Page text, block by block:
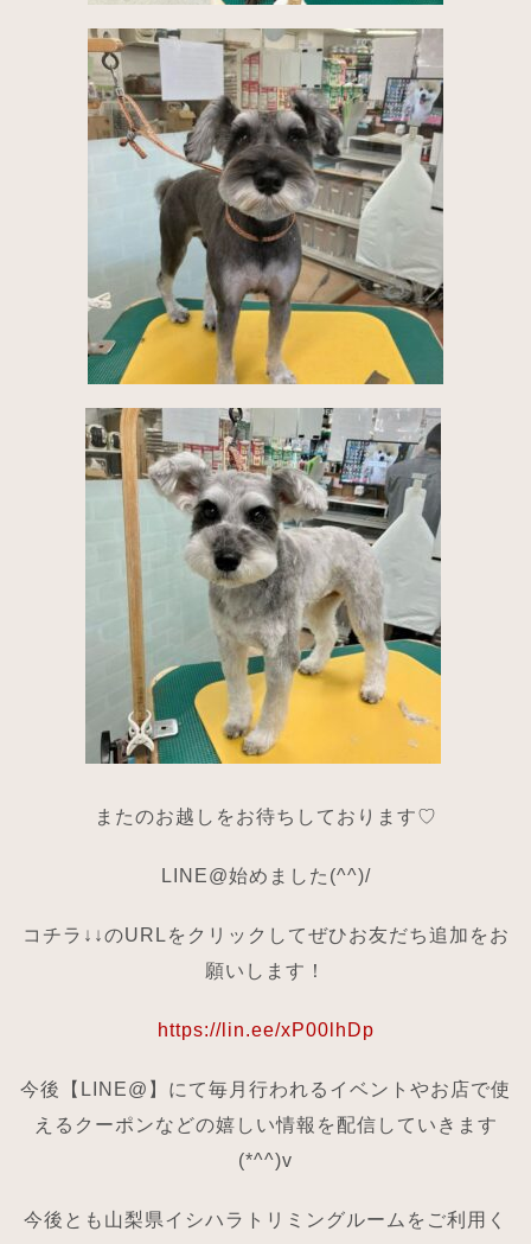
またのお越しをお待ちしております♡
LINE@始めました(^^)/
コチラ↓↓のURLをクリックしてぜひお友だち追加をお
願いします！
https://lin.ee/xP00lhDp
今後【LINE@】にて毎月行われるイベントやお店で使
えるクーポンなどの嬉しい情報を配信していきます
(*^^)v
今後とも山梨県イシハラトリミングルームをご利用く